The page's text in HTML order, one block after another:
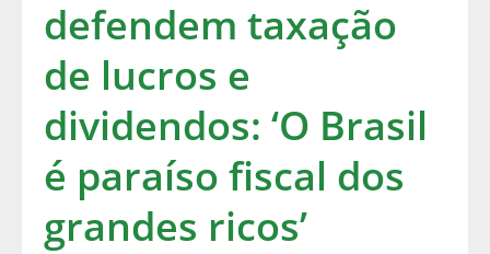
defendem taxação
de lucros e
dividendos: ‘O Brasil
é paraíso fiscal dos
grandes ricos’